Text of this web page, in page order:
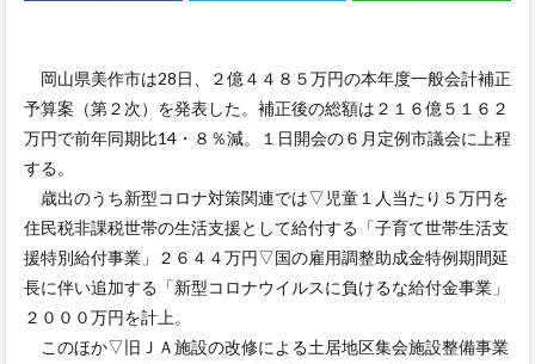
岡山県美作市は28日、２億４４８５万円の本年度一般会計補正
予算案（第２次）を発表した。補正後の総額は２１６億５１６２
万円で前年同期比14・８％減。１日開会の６月定例市議会に上程
する。
歳出のうち新型コロナ対策関連では▽児童１人当たり５万円を
住民税非課税世帯の生活支援として給付する「子育て世帯生活支
援特別給付事業」２６４４万円▽国の雇用調整助成金特例期間延
長に伴い追加する「新型コロナウイルスに負けるな給付金事業」
２０００万円を計上。
このほか▽旧ＪＡ施設の改修による土居地区集会施設整備事業